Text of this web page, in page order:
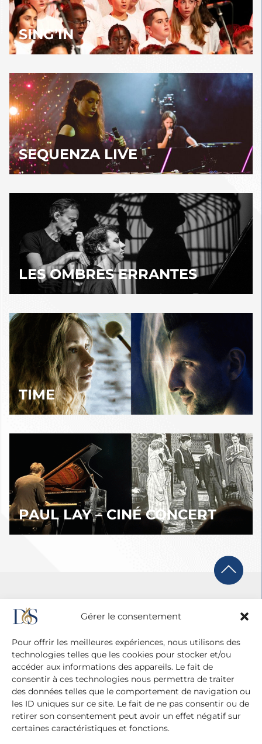
Gérer le consentement
Pour offrir les meilleures expériences, nous utilisons des
technologies telles que les cookies pour stocker et/ou
accéder aux informations des appareils. Le fait de
consentir à ces technologies nous permettra de traiter
des données telles que le comportement de navigation ou
les ID uniques sur ce site. Le fait de ne pas consentir ou de
retirer son consentement peut avoir un effet négatif sur
certaines caractéristiques et fonctions.
SING’IN
SEQUENZA LIVE
LES OMBRES ERRANTES
TIME
PAUL LAY – CINÉ CONCERT